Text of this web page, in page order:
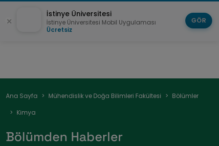
Sayfa
yolu
Ana Sayfa Mühendislik ve Doğa Bilimleri Fakültesi
Bölümler
Kimya
Bölümden Haberler
İstinye Üniversitesi
İstinye Üniversitesi Mobil Uygulaması
Ücretsiz
GÖR